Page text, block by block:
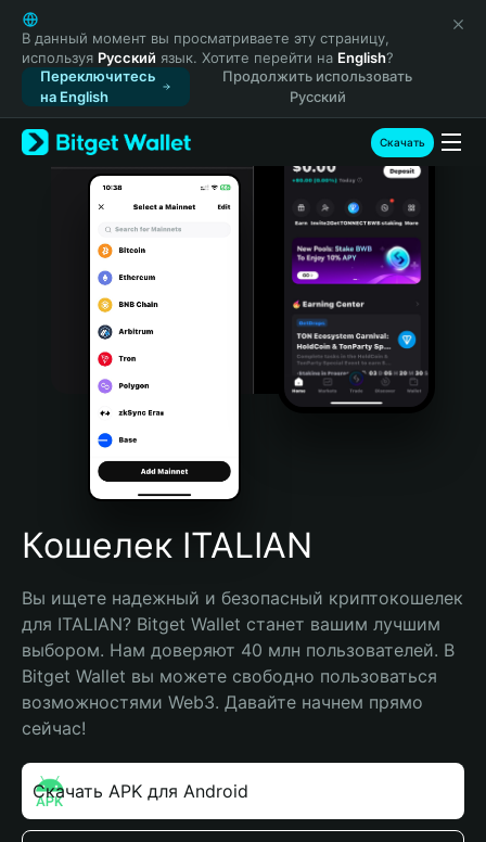
English
日本語
Tiếng Việt
Русский
Español (Latinoamérica)
Türkçe
Italiano
Português (Portugal)
Bahasa Indonesia
Português (Brasil)
Español (Argentina)
В данный момент вы просматриваете эту страницу,
используя Русский язык. Хотите перейти на English?
Переключитесь
на English
Продолжить использовать
Русский
Скачать
Кошелек ITALIAN
Вы ищете надежный и безопасный криптокошелек
для ITALIAN? Bitget Wallet станет вашим лучшим
выбором. Нам доверяют 40 млн пользователей. В
Bitget Wallet вы можете свободно пользоваться
возможностями Web3. Давайте начнем прямо
сейчас!
Скачать APK для Android